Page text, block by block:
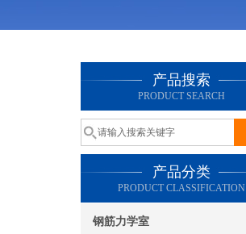
产品搜索
PRODUCT SEARCH
产品分类
PRODUCT CLASSIFICATION
钢筋力学室